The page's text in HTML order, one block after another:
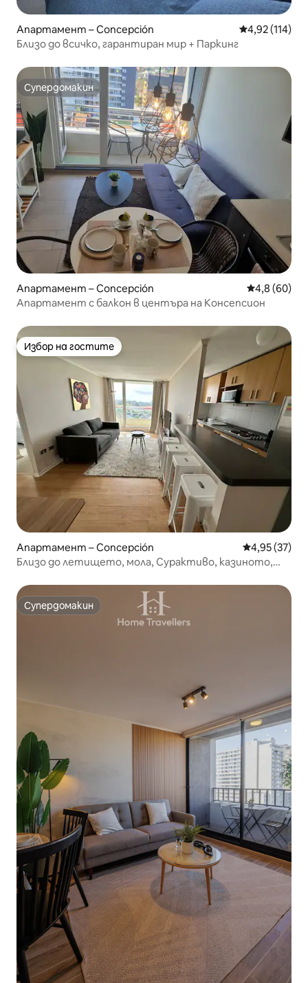
Апартамент – Concepción Средна
4,92 (114)
Близо до всичко, гарантиран мир + Паркинг
Супердомакин
Супердомакин
Апартамент – Concepción Средна
4,8 (60)
Апартамент с балкон в центъра на Консепсион
Избор на гостите
Избор на гостите
Апартамент – Concepción Средна
4,95 (37)
Близо до летището, мола, Сурактиво, казиното,
Супердомакин
Супердомакин